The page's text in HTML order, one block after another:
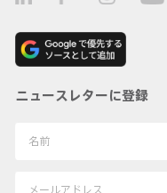
ニュースレターに登録